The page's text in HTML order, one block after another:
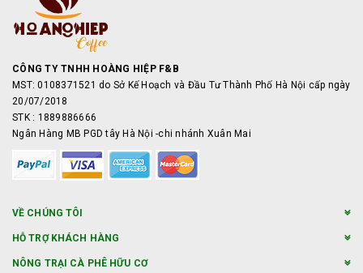
CÔNG TY TNHH HOÀNG HIỆP F&B
MST: 0108371521 do Sở Kế Hoạch và Đầu Tư Thành Phố Hà Nội cấp ngày
20/07/2018
STK : 1889886666
Ngân Hàng MB PGD tây Hà Nội -chi nhánh Xuân Mai
VỀ CHÚNG TÔI
HỖ TRỢ KHÁCH HÀNG
NÔNG TRẠI CÀ PHÊ HỮU CƠ